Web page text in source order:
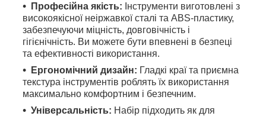
Професійна якість: Інструменти виготовлені з
високоякісної неіржавкої сталі та ABS-пластику,
забезпечуючи міцність, довговічність і
гігієнічність. Ви можете бути впевнені в безпеці
та ефективності використання.
Ергономічний дизайн: Гладкі краї та приємна
текстура інструментів роблять їх використання
максимально комфортним і безпечним.
Універсальність: Набір підходить як для